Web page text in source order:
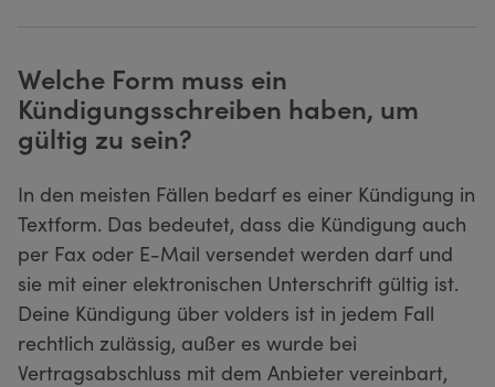
Welche Form muss ein
Kündigungsschreiben haben, um
gültig zu sein?
In den meisten Fällen bedarf es einer Kündigung in
Textform. Das bedeutet, dass die Kündigung auch
per Fax oder E-Mail versendet werden darf und
sie mit einer elektronischen Unterschrift gültig ist.
Deine Kündigung über volders ist in jedem Fall
rechtlich zulässig, außer es wurde bei
Vertragsabschluss mit dem Anbieter vereinbart,